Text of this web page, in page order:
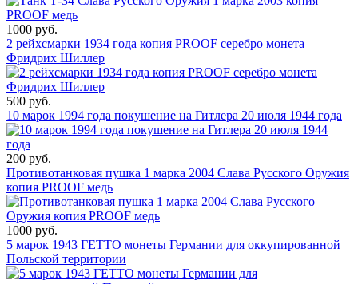
1000 руб.
2 рейхсмарки 1934 года копия PROOF серебро монета
Фридрих Шиллер
500 руб.
10 марок 1994 года покушение на Гитлера 20 июля 1944 года
200 руб.
Противотанковая пушка 1 марка 2004 Слава Русского Оружия
копия PROOF медь
1000 руб.
5 марок 1943 ГЕТТО монеты Германии для оккупированной
Польской территории